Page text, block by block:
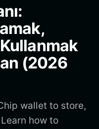
(2026
wallet to store,
how to